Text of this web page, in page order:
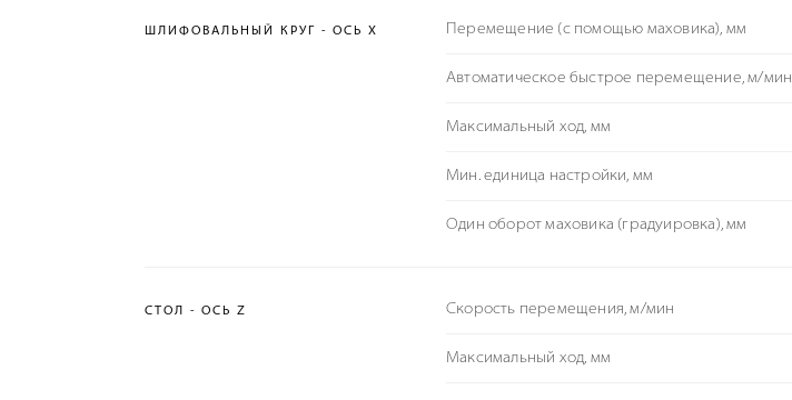
ШЛИФОВАЛЬНЫЙ КРУГ - ОСЬ X Перемещение (с помощью маховика), мм
Автоматическое быстрое перемещение, м/мин
Максимальный ход, мм
Мин. единица настройки, мм
Один оборот маховика (градуировка), мм
СТОЛ - ОСЬ Z Скорость перемещения, м/мин
Максимальный ход, мм